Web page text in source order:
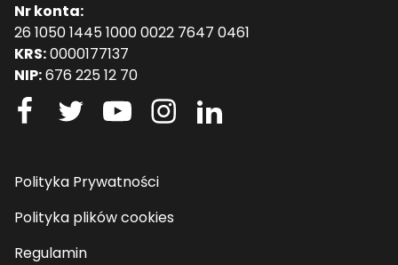
Nr konta:
26 1050 1445 1000 0022 7647 0461
KRS:0000177137
NIP:676 225 12 70
Polityka Prywatności
Polityka plików cookies
Regulamin